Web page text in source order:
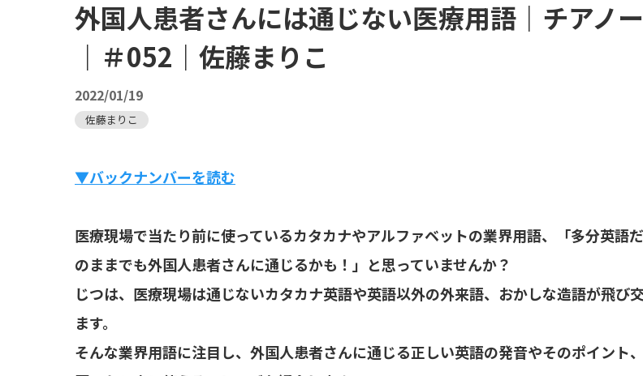
外国人患者さんには通じない医療用語｜チアノ
｜＃052｜佐藤まりこ
2022/01/19
佐藤まりこ
▼バックナンバーを読む
医療現場で当たり前に使っているカタカナやアルファベットの業界用語、「多分英語
のままでも外国人患者さんに通じるかも！」と思っていませんか？
じつは、医療現場は通じないカタカナ英語や英語以外の外来語、おかしな造語が飛び
ます。
そんな業界用語に注目し、外国人患者さんに通じる正しい英語の発音やそのポイント